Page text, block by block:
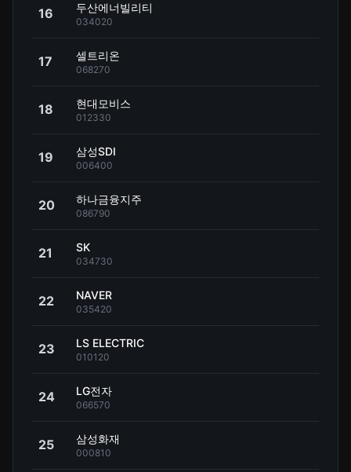
16 두산에너빌리티
034020
17 셀트리온
068270
18 현대모비스
012330
19 삼성SDI
006400
20 하나금융지주
086790
21 SK
034730
22 NAVER
035420
23 LS ELECTRIC
010120
24 LG전자
066570
25 삼성화재
000810